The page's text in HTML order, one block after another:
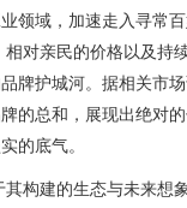
领域，加速走入寻常
对亲民的价格以及持
牌护城河。据相关市
的总和，展现出绝对
的底气。
构建的生态与未来想